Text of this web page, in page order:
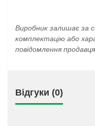
Виробник залишає за
комплектацію або
повідомлення продавця.
Відгуки (0)